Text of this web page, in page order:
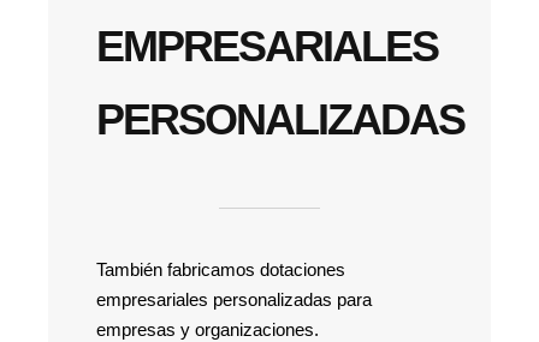
EMPRESARIALES
PERSONALIZADAS
También fabricamos dotaciones
empresariales personalizadas para
empresas y organizaciones.